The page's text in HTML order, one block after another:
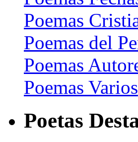
Poemas
Poemas del
Poemas
Poemas Varios
Poetas